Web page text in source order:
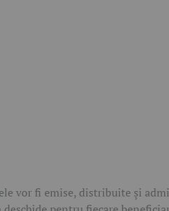
vor fi emise, distribuite și